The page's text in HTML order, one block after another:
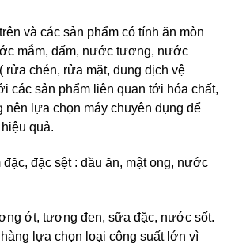
và các sản phẩm có tính ăn mòn
mắm, dấm, nước tương, nước
rửa chén, rửa mặt, dung dịch vệ
các sản phẩm liên quan tới hóa chất,
nên lựa chọn máy chuyên dụng để
quả.
đặc sệt : dầu ăn, mật ong, nước
ớt, tương đen, sữa đặc, nước sốt.
lựa chọn loại công suất lớn vì